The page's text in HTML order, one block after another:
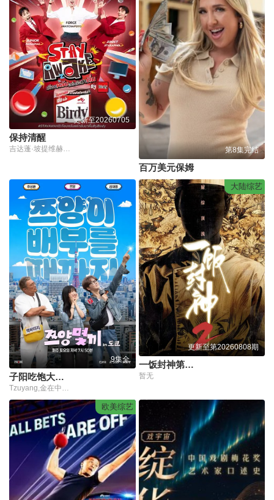
更新至20260705
保持清醒
吉达蓬·坡提维赫,吉拉查彭·斯里桑,帕查差·司隶亚楠让,塔湾·维弘可塔纳,提迪蓬·德查阿派坤,塔维南·阿努固布拉瑟,柴·尼姆塔瓦特,帕金·坤纳阿努威,钟朋·阿卢迪吉朋,卡西特·普洛彭,柴亚通·逮拉达纳布拉迪,萨朋·阿萨瓦蒙空,皮澈彭·吉拉逮萨库翁,塔纳·丹杰萨达 第8集完结
百万美元保姆
9集全
子阳吃饱大作战
Tzuyang,金在中,秋成勋,朴明秀,郑俊河,崔洪万,金光奎
大陆综艺
更新至第20260808期
一饭封神第二季
暂无
欧美综艺